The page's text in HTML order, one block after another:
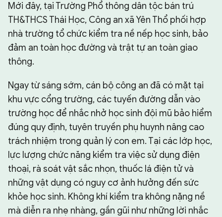
Mới đây, tại Trường Phổ thông dân tộc bán trú
TH&THCS Thái Học, Công an xã Yên Thổ phối hợp
nhà trường tổ chức kiểm tra nề nếp học sinh, bảo
đảm an toàn học đường và trật tự an toàn giao
thông.
Ngay từ sáng sớm, cán bộ công an đã có mặt tại
khu vực cổng trường, các tuyến đường dẫn vào
trường học để nhắc nhở học sinh đội mũ bảo hiểm
đúng quy định, tuyên truyền phụ huynh nâng cao
trách nhiệm trong quản lý con em. Tại các lớp học,
lực lượng chức năng kiểm tra việc sử dụng điện
thoại, rà soát vật sắc nhọn, thuốc lá điện tử và
những vật dụng có nguy cơ ảnh hưởng đến sức
khỏe học sinh. Không khí kiểm tra không nặng nề
mà diễn ra nhẹ nhàng, gần gũi như những lời nhắc